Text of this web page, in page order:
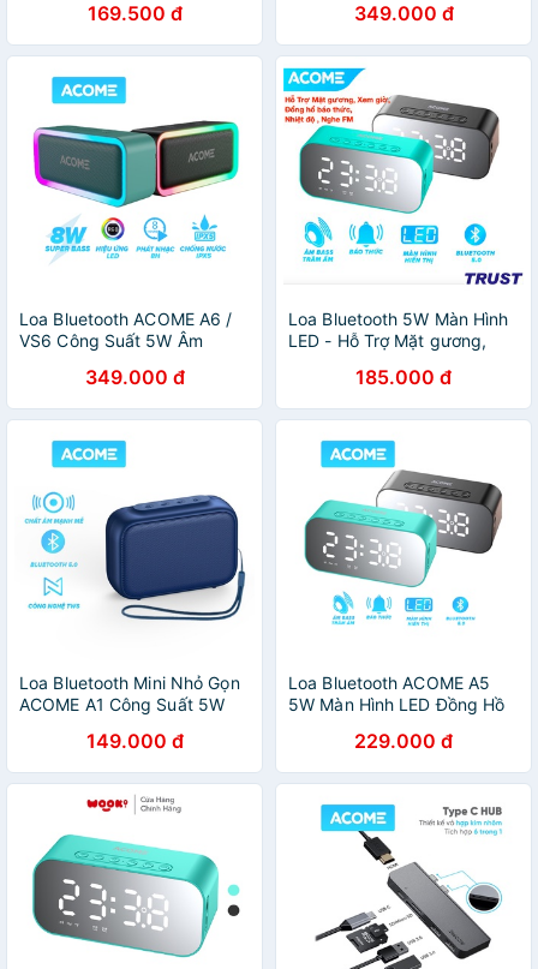
Playtime 8H - HÀNG CHÍNH
HÃNG
169.500 đ
Âm Thanh Vòm 360 Độ Kết
Hợp Bass Trầm
349.000 đ
Loa Bluetooth ACOME A6 /
VS6 Công Suất 5W Âm
Ứng LED RGD Playtime 8H
Chống Nước IPX5
349.000 đ
Loa Bluetooth 5W Màn Hình
LED - Hỗ Trợ Mặt gương,
Nhiệt độ , Nghe FM-ACOME
A5-CHÍNH HÃNG
185.000 đ
Loa Bluetooth Mini Nhỏ Gọn
ACOME A1 Công Suất 5W
Âm Bass Trầm Chất Lượng
Cao - BH 12 Tháng
149.000 đ
Loa Bluetooth ACOME A5
5W Màn Hình LED Đồng Hồ
Lượng Cao - Hỗ Trợ Thẻ Nhớ
& Nghe FM
229.000 đ